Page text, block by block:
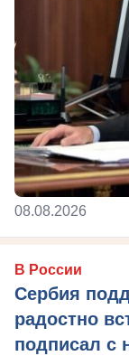
08.08.2026
В России
Сербия
радостно
подписал с